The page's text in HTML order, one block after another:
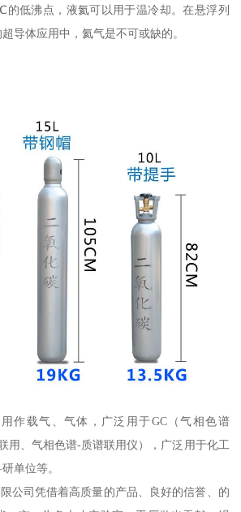
的低沸点，液氦可以用于温冷却。在悬浮列
导体应用中，氦气是不可或缺的。
作载气、气体，广泛用于GC（气相色谱
用、气相色谱-质谱联用仪），广泛用于化工
单位等。
公司凭借着高质量的产品、良好的信誉、的